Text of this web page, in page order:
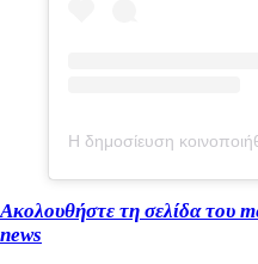
Ακολουθήστε τη σελίδα του
news